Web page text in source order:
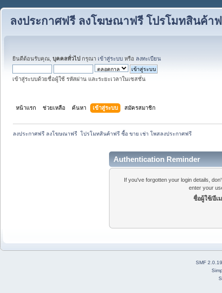
ลงประกาศฟรี ลงโฆษณาฟรี โปรโมทสินค้า
ยินดีต้อนรับคุณ, บุคคลทั่วไป กรุณา เข้าสู่ระบบ หรือ ลงทะเบียน
เข้าสู่ระบบด้วยชื่อผู้ใช้ รหัสผ่าน และระยะเวลาในเซสชั่น
หน้าแรก ช่วยเหลือ ค้นหา เข้าสู่ระบบ สมัครสมาชิก
ลงประกาศฟรี ลงโฆษณาฟรี  โปรโมทสินค้าฟรี ซื้อ ขาย เช่า โพสลงประกาศฟรี
Authentication Reminder
If you've forgotten your login details,
enter your
ชื่อผู้ใช้/อีเ
SMF 2.0.19